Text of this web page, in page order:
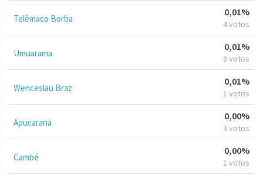
Telêmaco Borba
0,01%
4 votos
Umuarama
0,01%
8 votos
Wenceslau Braz
0,01%
1 votos
Apucarana
0,00%
3 votos
Cambé
0,00%
1 votos